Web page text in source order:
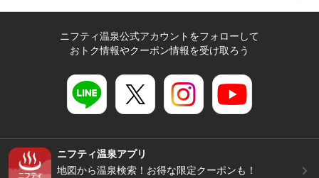
ニフティ温泉公式アカウントをフォローして
おトク情報やクーポン情報を受け取ろう
ニフティ温泉アプリ
地図から温泉検索！お得な限定クーポンも！